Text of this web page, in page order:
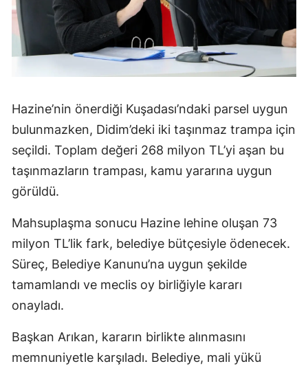
Hazine’nin önerdiği Kuşadası’ndaki parsel uygun
bulunmazken, Didim’deki iki taşınmaz trampa için
seçildi. Toplam değeri 268 milyon TL’yi aşan bu
taşınmazların trampası, kamu yararına uygun
görüldü.
Mahsuplaşma sonucu Hazine lehine oluşan 73
milyon TL’lik fark, belediye bütçesiyle ödenecek.
Süreç, Belediye Kanunu’na uygun şekilde
tamamlandı ve meclis oy birliğiyle kararı
onayladı.
Başkan Arıkan, kararın birlikte alınmasını
memnuniyetle karşıladı. Belediye, mali yükü